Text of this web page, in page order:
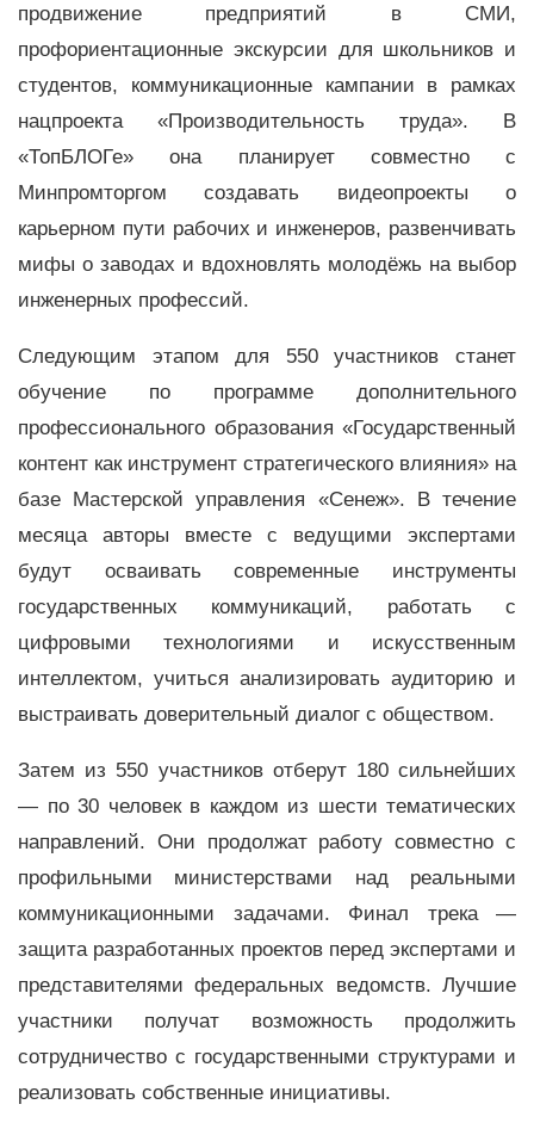
продвижение предприятий в СМИ,
профориентационные экскурсии для школьников и
студентов, коммуникационные кампании в рамках
нацпроекта «Производительность труда». В
«ТопБЛОГе» она планирует совместно с
Минпромторгом создавать видеопроекты о
карьерном пути рабочих и инженеров, развенчивать
мифы о заводах и вдохновлять молодёжь на выбор
инженерных профессий.
Следующим этапом для 550 участников станет
обучение по программе дополнительного
профессионального образования «Государственный
контент как инструмент стратегического влияния» на
базе Мастерской управления «Сенеж». В течение
месяца авторы вместе с ведущими экспертами
будут осваивать современные инструменты
государственных коммуникаций, работать с
цифровыми технологиями и искусственным
интеллектом, учиться анализировать аудиторию и
выстраивать доверительный диалог с обществом.
Затем из 550 участников отберут 180 сильнейших
— по 30 человек в каждом из шести тематических
направлений. Они продолжат работу совместно с
профильными министерствами над реальными
коммуникационными задачами. Финал трека —
защита разработанных проектов перед экспертами и
представителями федеральных ведомств. Лучшие
участники получат возможность продолжить
сотрудничество с государственными структурами и
реализовать собственные инициативы.